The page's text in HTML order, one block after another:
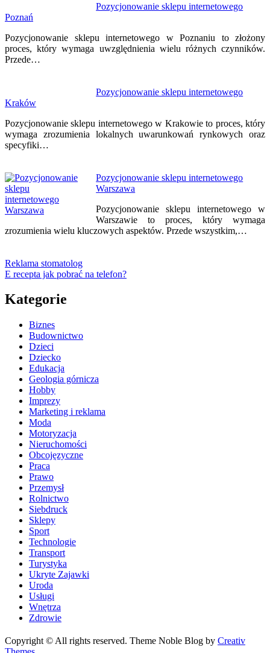
Pozycjonowanie sklepu internetowego
Poznań
Pozycjonowanie sklepu internetowego w Poznaniu to złożony
proces, który wymaga uwzględnienia wielu różnych czynników.
Przede…
Pozycjonowanie sklepu internetowego
Kraków
Pozycjonowanie sklepu internetowego w Krakowie to proces, który
wymaga zrozumienia lokalnych uwarunkowań rynkowych oraz
specyfiki…
Pozycjonowanie sklepu internetowego
Warszawa
Pozycjonowanie sklepu internetowego w
Warszawie to proces, który wymaga
zrozumienia wielu kluczowych aspektów. Przede wszystkim,…
Reklama stomatolog
E recepta jak pobrać na telefon?
Kategorie
Biznes
Budownictwo
Dzieci
Dziecko
Edukacja
Geologia górnicza
Hobby
Imprezy
Marketing i reklama
Moda
Motoryzacja
Nieruchomości
Obcojęzyczne
Praca
Prawo
Przemysł
Rolnictwo
Siebdruck
Sklepy
Sport
Technologie
Transport
Turystyka
Ukryte Zajawki
Uroda
Usługi
Wnętrza
Zdrowie
Copyright © All rights reserved. Theme Noble Blog by Creativ